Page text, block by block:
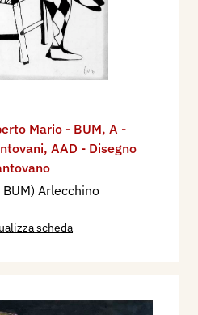
Mario - BUM, A -
, AAD - Disegno
Arlecchino
scheda